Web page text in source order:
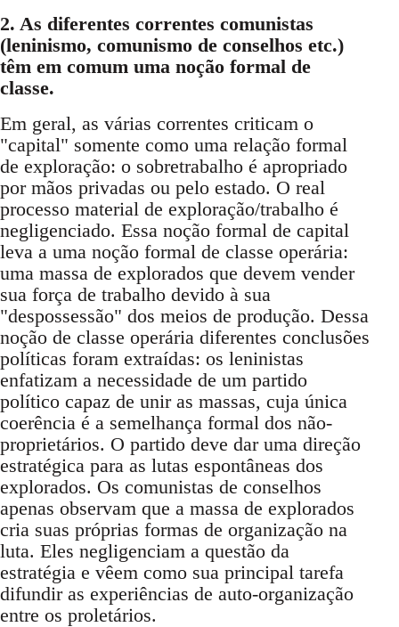
2. As diferentes correntes comunistas
(leninismo, comunismo de conselhos etc.)
têm em comum uma noção formal de
classe.
Em geral, as várias correntes criticam o
"capital" somente como uma relação formal
de exploração: o sobretrabalho é apropriado
por mãos privadas ou pelo estado. O real
processo material de exploração/trabalho é
negligenciado. Essa noção formal de capital
leva a uma noção formal de classe operária:
uma massa de explorados que devem vender
sua força de trabalho devido à sua
"despossessão" dos meios de produção. Dessa
noção de classe operária diferentes conclusões
políticas foram extraídas: os leninistas
enfatizam a necessidade de um partido
político capaz de unir as massas, cuja única
coerência é a semelhança formal dos não-
proprietários. O partido deve dar uma direção
estratégica para as lutas espontâneas dos
explorados. Os comunistas de conselhos
apenas observam que a massa de explorados
cria suas próprias formas de organização na
luta. Eles negligenciam a questão da
estratégia e vêem como sua principal tarefa
difundir as experiências de auto-organização
entre os proletários.